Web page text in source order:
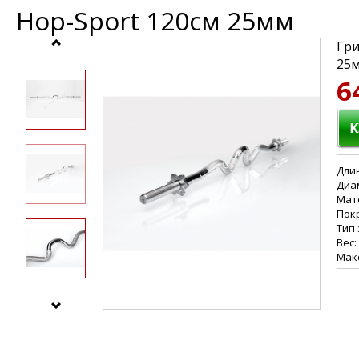
Hop-Sport 120см 25мм
Тип
Вес: